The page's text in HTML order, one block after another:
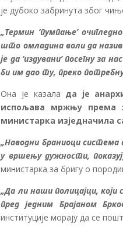
је дубоко забринута због
„Термин ‘пумпање’
што омладина воли да
је да ‘издувани’ посегну за
би им дао ту, преко потребну
Она је казала да је
испољава мржњу према
министарка изједначила
„Наводни браниоци система
у вршењу дужности,
министарка за бригу о
„Да ли наши полицајци, који
пред једним Брајаном
институције морају да се